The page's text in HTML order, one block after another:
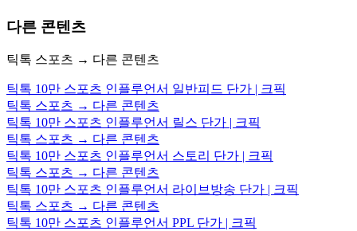
다른 콘텐츠
틱톡 스포츠 → 다른 콘텐츠
틱톡 10만 스포츠 인플루언서 일반피드 단가 | 크픽
틱톡 스포츠 → 다른 콘텐츠
틱톡 10만 스포츠 인플루언서 릴스 단가 | 크픽
틱톡 스포츠 → 다른 콘텐츠
틱톡 10만 스포츠 인플루언서 스토리 단가 | 크픽
틱톡 스포츠 → 다른 콘텐츠
틱톡 10만 스포츠 인플루언서 라이브방송 단가 | 크픽
틱톡 스포츠 → 다른 콘텐츠
틱톡 10만 스포츠 인플루언서 PPL 단가 | 크픽